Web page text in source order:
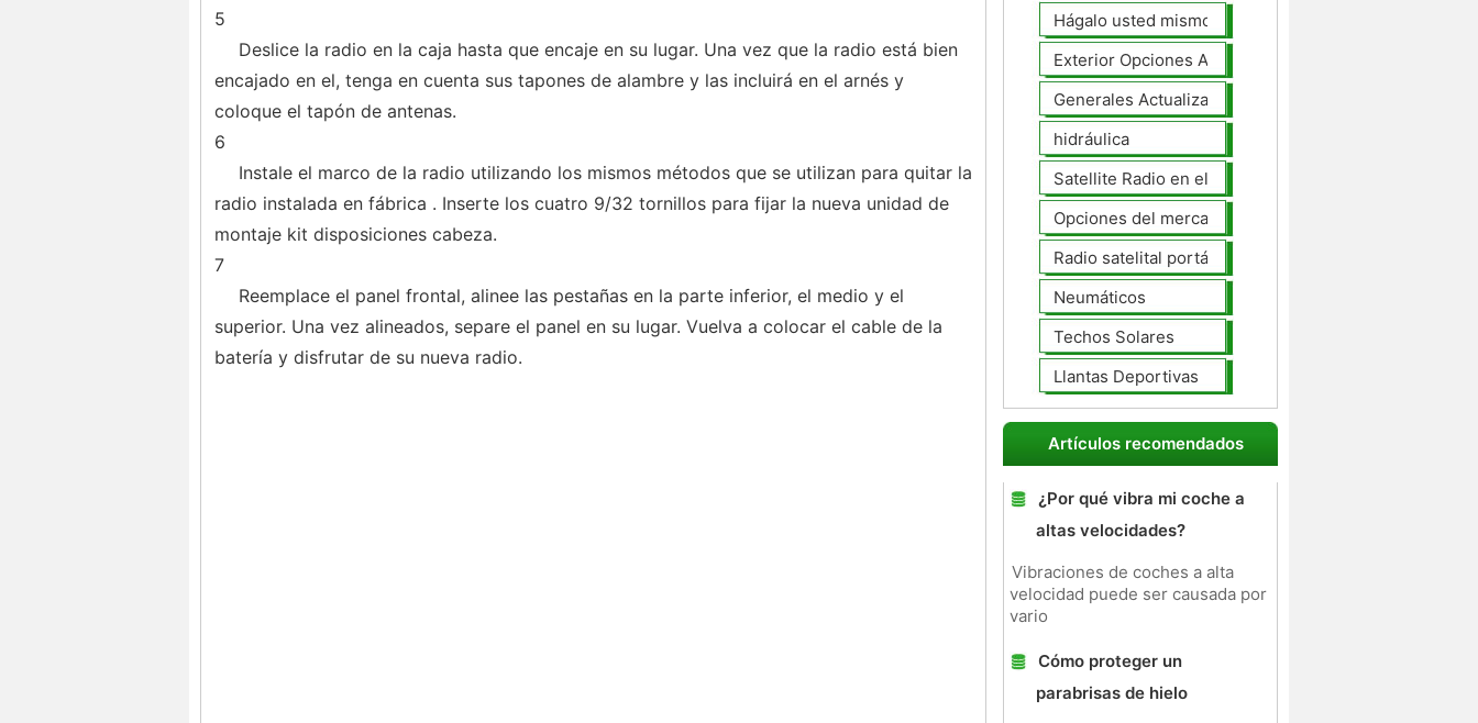
5
Deslice la radio en la caja hasta que encaje en su lugar. Una vez que la radio está bien
encajado en el, tenga en cuenta sus tapones de alambre y las incluirá en el arnés y
coloque el tapón de antenas.
6
Instale el marco de la radio utilizando los mismos métodos que se utilizan para quitar la
radio instalada en fábrica . Inserte los cuatro 9/32 tornillos para fijar la nueva unidad de
montaje kit disposiciones cabeza.
7
Reemplace el panel frontal, alinee las pestañas en la parte inferior, el medio y el
superior. Una vez alineados, separe el panel en su lugar. Vuelva a colocar el cable de la
batería y disfrutar de su nueva radio.
Hágalo usted mismo Mejoras Auto
Exterior Opciones Aftermarket
Generales Actualizaciones Auto
hidráulica
Satellite Radio en el tablero
Opciones del mercado de accesorios del interior
Radio satelital portátil
Neumáticos
Techos Solares
Llantas Deportivas
Artículos recomendados
¿Por qué vibra mi coche a
altas velocidades?
Vibraciones de coches a alta
velocidad puede ser causada por
vario
Cómo proteger un
parabrisas de hielo